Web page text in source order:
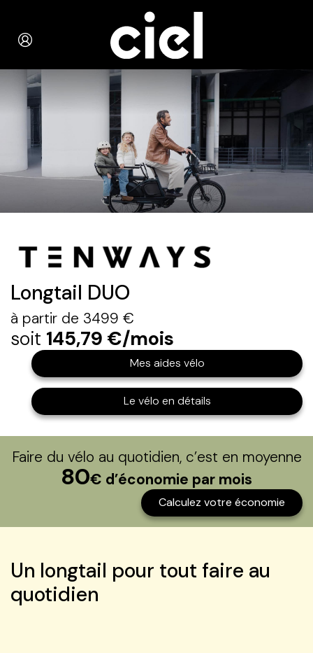
Longtail DUO
à partir de 3499 €
soit 145,79 €/mois
Mes aides vélo
Le vélo en détails
Faire du vélo au quotidien, c’est en moyenne
80€ d’économie par mois
Calculez votre économie
Un longtail pour tout faire au
quotidien